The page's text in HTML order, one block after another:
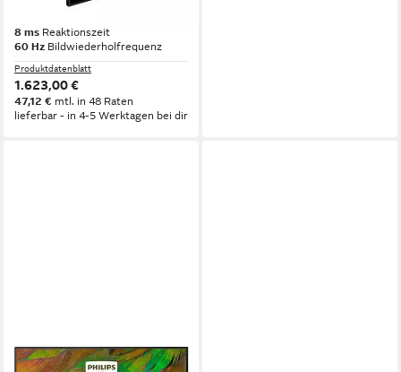
8 ms Reaktionszeit
60 Hz Bildwiederholfrequenz
Produktdatenblatt
1.623,00 €
47,12 € mtl. in 48 Raten
lieferbar - in 4-5 Werktagen bei dir